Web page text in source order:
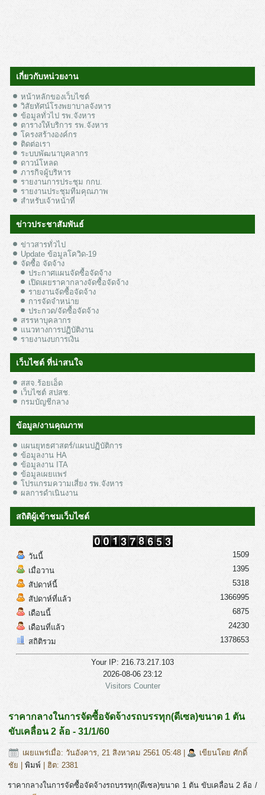
เกี่ยวกับหน่วยงาน
หน้าหลักของเว็บไซต์
วิสัยทัศน์โรงพยาบาลจังหาร
ข้อมูลทั่วไป รพ.จังหาร
ตารางให้บริการ รพ.จังหาร
โครงสร้างองค์กร
ติดต่อเรา
ระบบพัฒนาบุคลากร
ดาวน์โหลด
ภารกิจผู้บริหาร
รายงานการประชุม กกบ.
รายงานประชุมทีมคุณภาพ
สำหรับเจ้าหน้าที่
ข่าวประชาสัมพันธ์
ข่าวสารทั่วไป
Update ข้อมูลโควิด-19
จัดซื้อ จัดจ้าง
ประกาศแผนจัดซื้อจัดจ้าง
เปิดเผยราคากลางจัดซื้อจัดจ้าง
รายงานจัดซื้อจัดจ้าง
การจัดจำหน่าย
ประกวด/จัดซื้อจัดจ้าง
สรรหาบุคลากร
แนวทางการปฏิบัติงาน
รายงานงบการเงิน
เว็บไซต์ ที่น่าสนใจ
สสจ.ร้อยเอ็ด
เว็บไซต์ สปสช.
กรมบัญชีกลาง
ข้อมูล/งานคุณภาพ
แผนยุทธศาสตร์/แผนปฏิบัติการ
ข้อมูลงาน HA
ข้อมูลงาน ITA
ข้อมูลเผยแพร่
โปรแกรมความเสี่ยง รพ.จังหาร
ผลการดำเนินงาน
สถิติผู้เข้าชมเว็บไซต์
วันนี้
เมื่อวาน
สัปดาห์นี้
สัปดาห์ที่แล้ว
เดือนนี้
เดือนที่แล้ว
สถิติรวม
1509
1395
5318
1366995
6875
24230
1378653
Your IP: 216.73.217.103
2026-08-06 23:12
Visitors Counter
ราคากลางในการจัดซื้อจัดจ้างรถบรรทุก(ดีเซล)ขนาด 1 ตัน
ขับเคลื่อน 2 ล้อ - 31/1/60
เผยแพร่เมื่อ: วันอังคาร, 21 สิงหาคม 2561 05:48 |
เขียนโดย ศักดิ์
ชัย |พิมพ์ | ฮิต: 2381
ราคากลางในการจัดซื้อจัดจ้างรถบรรทุก(ดีเซล)ขนาด 1 ตัน ขับเคลื่อน 2 ล้อ /